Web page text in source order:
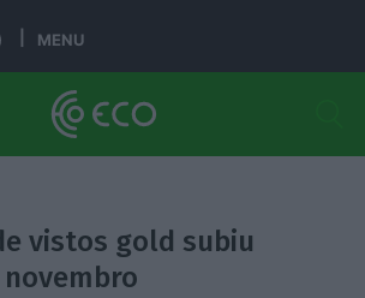
MENU
vistos gold subiu
novembro